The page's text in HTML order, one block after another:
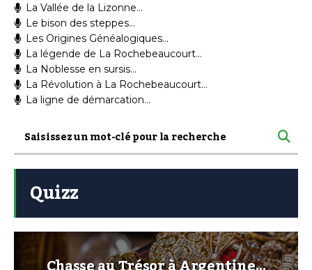
La Vallée de la Lizonne…
Le bison des steppes…
Les Origines Généalogiques…
La légende de La Rochebeaucourt…
La Noblesse en sursis…
La Révolution à La Rochebeaucourt…
La ligne de démarcation…
Quizz